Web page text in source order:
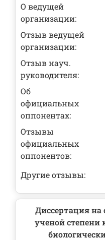
О ведущей
организации:
Отзыв ведущей
организации:
Отзыв науч.
руководителя:
Об
официальных
оппонентах:
Отзывы
официальных
оппонентов:
Другие отзывы:
Диссертация на
ученой степени